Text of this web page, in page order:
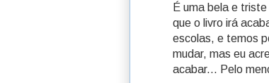
É uma bela e
que o livro irá
escolas, e temos
mudar, mas eu
acabar... Pelo